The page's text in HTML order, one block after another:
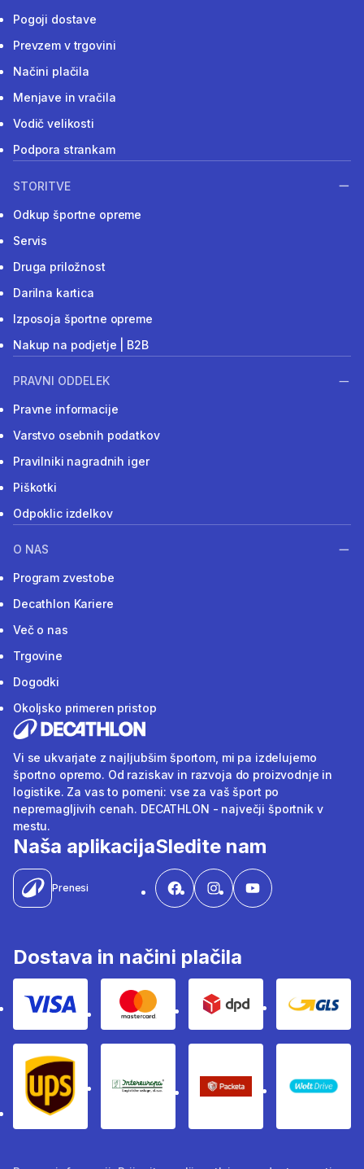
Pogoji dostave
Prevzem v trgovini
Načini plačila
Menjave in vračila
Vodič velikosti
Podpora strankam
STORITVE
Odkup športne opreme
Servis
Druga priložnost
Darilna kartica
Izposoja športne opreme
Nakup na podjetje | B2B
PRAVNI ODDELEK
Pravne informacije
Varstvo osebnih podatkov
Pravilniki nagradnih iger
Piškotki
Odpoklic izdelkov
O NAS
Program zvestobe
Decathlon Kariere
Več o nas
Trgovine
Dogodki
Okoljsko primeren pristop
Vi se ukvarjate z najljubšim športom, mi pa izdelujemo
športno opremo. Od raziskav in razvoja do proizvodnje in
logistike. Za vas to pomeni: vse za vaš šport po
nepremagljivih cenah. DECATHLON - največji športnik v
mestu.
Naša aplikacija
Prenesi
Sledite nam
Dostava in načini plačila
Visa Mastercard Dpd Gls
Ups Intereuropa Packeta Sledenje
WOLT